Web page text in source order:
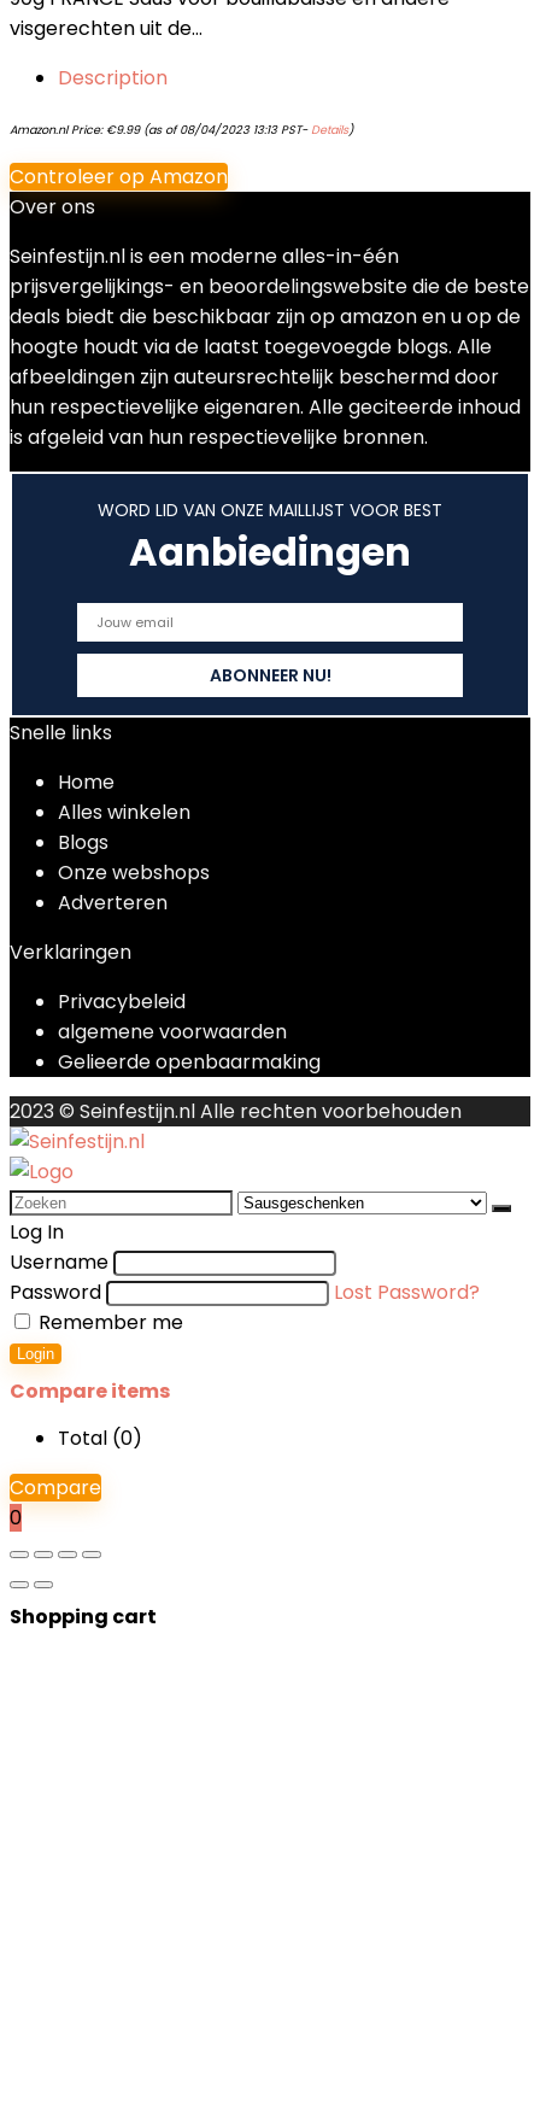
visgerechten uit de…
Description
Amazon.nl Price: €9.99(as of 08/04/2023 13:13 PST- Details)
Controleer op Amazon
Over ons
Seinfestijn.nl is een moderne alles-in-één
prijsvergelijkings- en beoordelingswebsite die de beste
deals biedt die beschikbaar zijn op amazon en u op de
hoogte houdt via de laatst toegevoegde blogs. Alle
afbeeldingen zijn auteursrechtelijk beschermd door
hun respectievelijke eigenaren. Alle geciteerde inhoud
is afgeleid van hun respectievelijke bronnen.
WORD LID VAN ONZE MAILLIJST VOOR BEST
Aanbiedingen
Snelle links
Home
Alles winkelen
Blogs
Onze webshops
Adverteren
Verklaringen
Privacybeleid
algemene voorwaarden
Gelieerde openbaarmaking
2023 © Seinfestijn.nl Alle rechten voorbehouden
Search
for:
Log In
Username
Password
Lost Password?
Remember me
Login
Compare items
Total (0)
Compare
0
Shopping cart